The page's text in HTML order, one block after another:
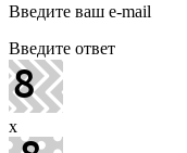
Введите ваш e-mail
Введите ответ
x